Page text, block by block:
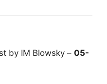
by IM Blowsky – 05-